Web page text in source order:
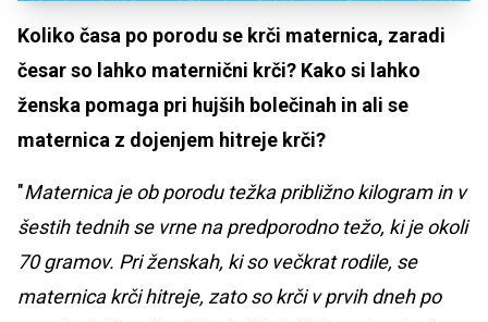
Koliko časa po porodu se krči maternica, zaradi
česar so lahko maternični krči? Kako si lahko
ženska pomaga pri hujših bolečinah in ali se
maternica z dojenjem hitreje krči?
"Maternica je ob porodu težka približno kilogram in v
šestih tednih se vrne na predporodno težo, ki je okoli
70 gramov. Pri ženskah, ki so večkrat rodile, se
maternica krči hitreje, zato so krči v prvih dneh po